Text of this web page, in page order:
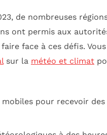
de nombreuses
ont permis aux
face à ces défis.
sur la météo et climat
pour recevoir